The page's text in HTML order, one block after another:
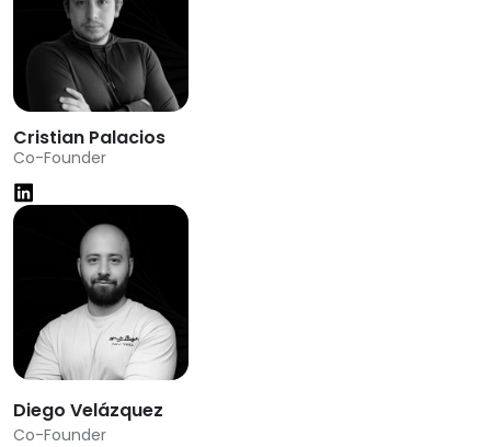
Cristian Palacios
Co-Founder
Diego Velázquez
Co-Founder